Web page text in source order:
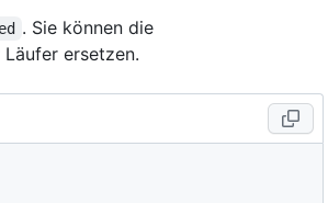
. Sie können die
ersetzen.